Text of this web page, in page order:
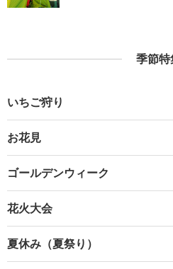
季節特
いちご狩り
お花見
ゴールデンウィーク
花火大会
夏休み（夏祭り）